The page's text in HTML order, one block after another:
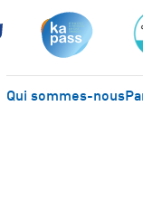
Qui sommes-nous